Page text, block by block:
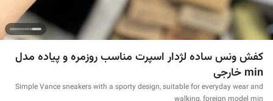
کفش ونس ساده لژدار اسپرت مناسب روزمره و پیاده مدل
min خارجی
Simple Vance sneakers with a sporty design, suitable for everyday wear and